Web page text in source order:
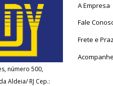
número 500,
Aldeia/ RJ Cep.:
A Empresa
Fale
Frete e